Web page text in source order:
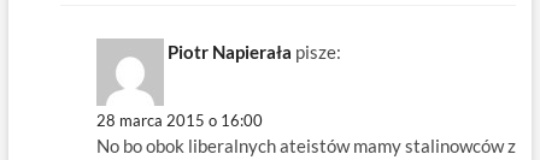
Piotr Napierała pisze:
28 marca 2015 o 16:00
No bo obok liberalnych ateistów mamy stalinowców z